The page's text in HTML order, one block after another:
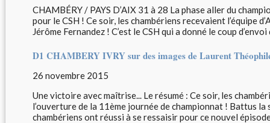
CHAMBÉRY / PAYS D’AIX 31 à 28 La phase aller du
pour le CSH ! Ce soir, les chambériens recevaient l’équipe
Jérôme Fernandez ! C’est le CSH qui a donné le coup d’envoi
D1 CHAMBERY IVRY sur des images de Laurent
26 novembre 2015
Une victoire avec maîtrise... Le résumé : Ce soir, les
l’ouverture de la 11ème journée de championnat ! Battus la
chambériens ont réussi à se ressaisir pour ce nouvel